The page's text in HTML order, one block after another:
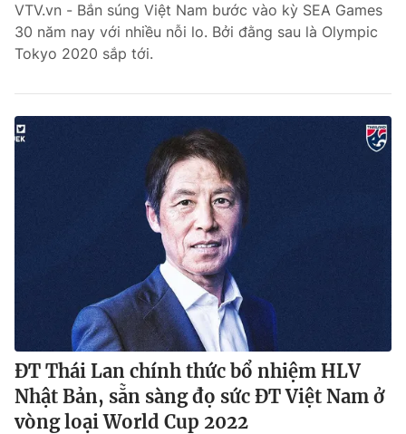
VTV.vn - Bắn súng Việt Nam bước vào kỳ SEA Games
30 năm nay với nhiều nỗi lo. Bởi đằng sau là Olympic
Tokyo 2020 sắp tới.
ĐT Thái Lan chính thức bổ nhiệm HLV
Nhật Bản, sẵn sàng đọ sức ĐT Việt Nam ở
vòng loại World Cup 2022